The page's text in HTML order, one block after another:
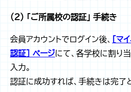
（2） 「ご所属校の認証」 手続き
会員アカウントでログイン後、
［マ
認証］ ページにて、各学校に割り
入力。
認証に成功すれば、手続きは完了